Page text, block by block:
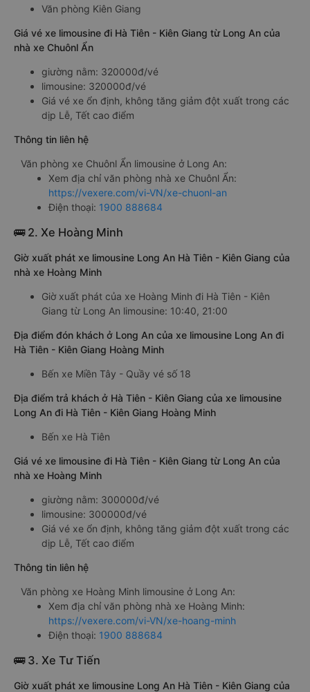
Văn phòng Kiên Giang
Giá vé xe limousine đi Hà Tiên - Kiên Giang từ Long An của
nhà xe Chuônl Ẩn
giường nằm: 320000đ/vé
limousine: 320000đ/vé
Giá vé xe ổn định, không tăng giảm đột xuất trong các
dịp Lễ, Tết cao điểm
Thông tin liên hệ
Văn phòng xe Chuônl Ẩn limousine ở Long An:
Xem địa chỉ văn phòng nhà xe Chuônl Ẩn:
https://vexere.com/vi-VN/xe-chuonl-an
Điện thoại: 1900 888684
🚌 2. Xe Hoàng Minh
Giờ xuất phát xe limousine Long An Hà Tiên - Kiên Giang của
nhà xe Hoàng Minh
Giờ xuất phát của xe Hoàng Minh đi Hà Tiên - Kiên
Giang từ Long An limousine: 10:40, 21:00
Địa điểm đón khách ở Long An của xe limousine Long An đi
Hà Tiên - Kiên Giang Hoàng Minh
Bến xe Miền Tây - Quầy vé số 18
Địa điểm trả khách ở Hà Tiên - Kiên Giang của xe limousine
Long An đi Hà Tiên - Kiên Giang Hoàng Minh
Bến xe Hà Tiên
Giá vé xe limousine đi Hà Tiên - Kiên Giang từ Long An của
nhà xe Hoàng Minh
giường nằm: 300000đ/vé
limousine: 300000đ/vé
Giá vé xe ổn định, không tăng giảm đột xuất trong các
dịp Lễ, Tết cao điểm
Thông tin liên hệ
Văn phòng xe Hoàng Minh limousine ở Long An:
Xem địa chỉ văn phòng nhà xe Hoàng Minh:
https://vexere.com/vi-VN/xe-hoang-minh
Điện thoại: 1900 888684
🚌 3. Xe Tư Tiến
Giờ xuất phát xe limousine Long An Hà Tiên - Kiên Giang của